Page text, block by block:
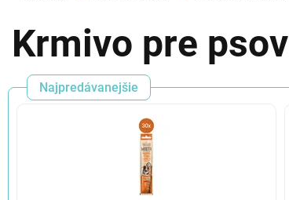
Krmivo pre psov
Najpredávanejšie